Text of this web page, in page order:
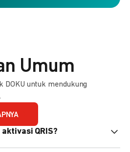
Umum
DOKU untuk mendukung
QRIS?